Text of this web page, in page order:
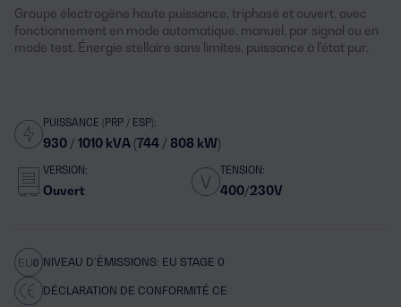
Groupe électrogène haute puissance, triphasé et ouvert, avec
fonctionnement en mode automatique, manuel, par signal ou en
mode test. Énergie stellaire sans limites, puissance à l'état pur.
PUISSANCE (PRP / ESP):
930 / 1010 kVA (744 / 808 kW)
VERSION:
Ouvert
TENSION:
400/230V
NIVEAU D’ÉMISSIONS: EU STAGE 0
DÉCLARATION DE CONFORMITÉ CE